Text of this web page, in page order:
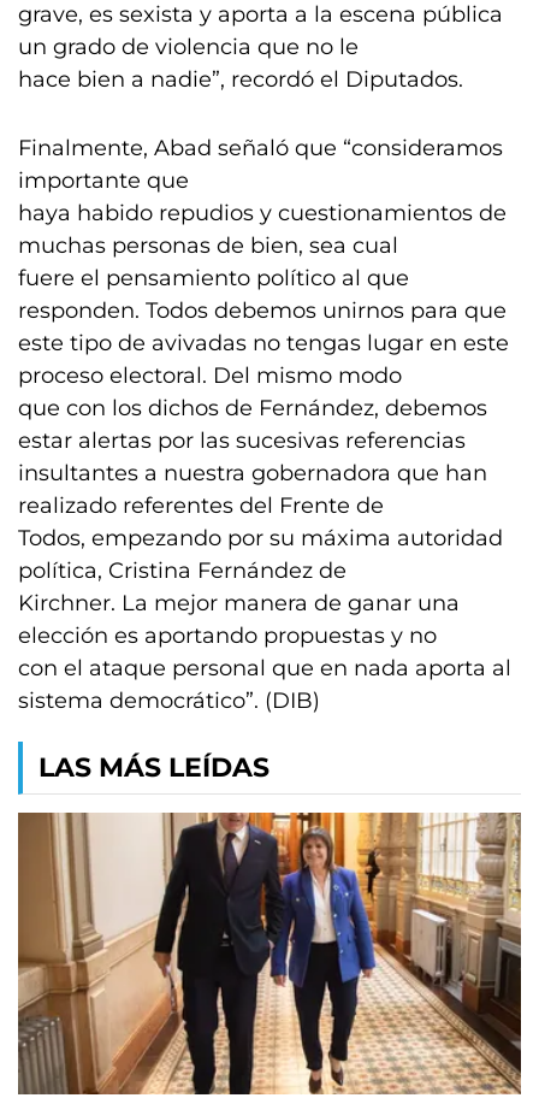
grave, es sexista y aporta a la escena pública
un grado de violencia que no le
hace bien a nadie”, recordó el Diputados.
Finalmente, Abad señaló que “consideramos
importante que
haya habido repudios y cuestionamientos de
muchas personas de bien, sea cual
fuere el pensamiento político al que
responden. Todos debemos unirnos para que
este tipo de avivadas no tengas lugar en este
proceso electoral. Del mismo modo
que con los dichos de Fernández, debemos
estar alertas por las sucesivas referencias
insultantes a nuestra gobernadora que han
realizado referentes del Frente de
Todos, empezando por su máxima autoridad
política, Cristina Fernández de
Kirchner. La mejor manera de ganar una
elección es aportando propuestas y no
con el ataque personal que en nada aporta al
sistema democrático”. (DIB)
LAS MÁS LEÍDAS